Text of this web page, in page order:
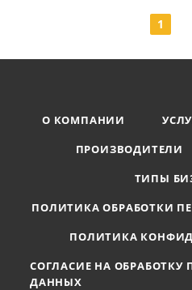
1
О КОМПАНИИ
ПРОИЗВОДИТЕЛИ
ТИПЫ
ПОЛИТИКА ОБРАБОТКИ
ПОЛИТИКА
СОГЛАСИЕ НА ОБРАБОТКУ
ДАННЫХ